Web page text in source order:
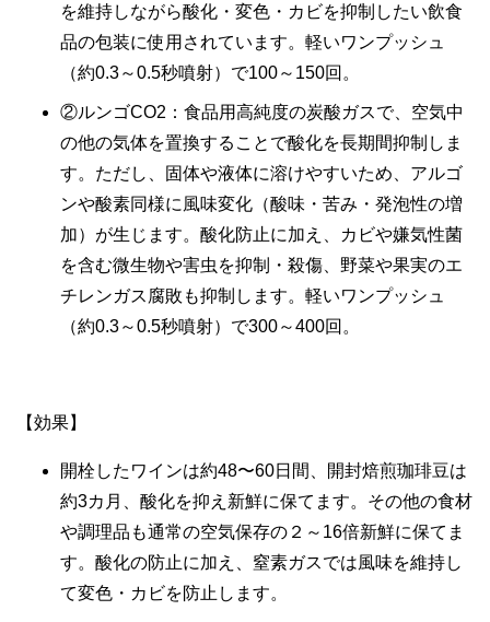
を維持しながら酸化・変色・カビを抑制したい飲食
品の包装に使用されています。軽いワンプッシュ
（約0.3～0.5秒噴射）で100～150回。
②ルンゴCO2：食品用高純度の炭酸ガスで、空気中
の他の気体を置換することで酸化を長期間抑制しま
す。ただし、固体や液体に溶けやすいため、アルゴ
ンや酸素同様に風味変化（酸味・苦み・発泡性の増
加）が生じます。酸化防止に加え、カビや嫌気性菌
を含む微生物や害虫を抑制・殺傷、野菜や果実のエ
チレンガス腐敗も抑制します。軽いワンプッシュ
（約0.3～0.5秒噴射）で300～400回。
【効果】
開栓したワインは約48〜60日間、開封焙煎珈琲豆は
約3カ月、酸化を抑え新鮮に保てます。その他の食材
や調理品も通常の空気保存の２～16倍新鮮に保てま
す。酸化の防止に加え、窒素ガスでは風味を維持し
て変色・カビを防止します。